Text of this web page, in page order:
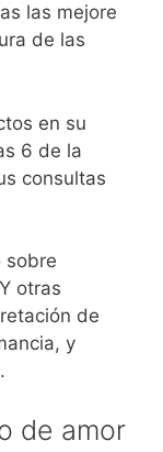
las mejore
de las
en su
6 de la
consultas
sobre
otras
de
y
de amor